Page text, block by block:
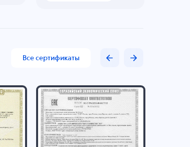
Все сертификаты